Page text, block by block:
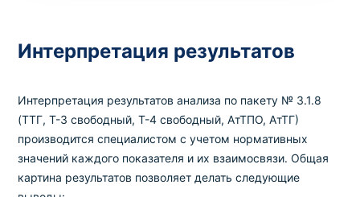
Интерпретация результатов
Интерпретация результатов анализа по пакету № 3.1.8
(ТТГ, Т-3 свободный, Т-4 свободный, АтТПО, АтТГ)
производится специалистом с учетом нормативных
значений каждого показателя и их взаимосвязи. Общая
картина результатов позволяет делать следующие